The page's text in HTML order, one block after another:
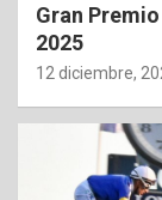
Gran
2025
12 diciembre,